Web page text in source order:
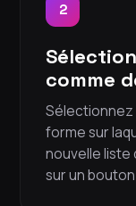
2
comme
Sélectionnez
forme sur
nouvelle liste
sur un bouton